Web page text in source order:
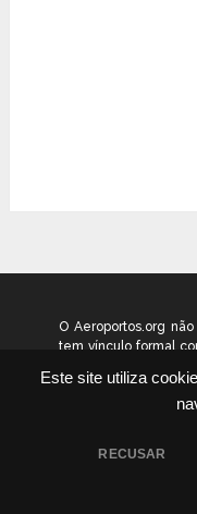
Este site utiliza
RECUSAR
O Aeroportos.org
tem vínculo formal
como um guia
público geral. ©